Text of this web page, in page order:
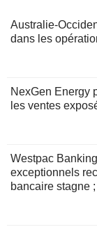
Australie-
dans les
NexGen Energy
les ventes
Westpac
exceptionnels
bancaire stagne